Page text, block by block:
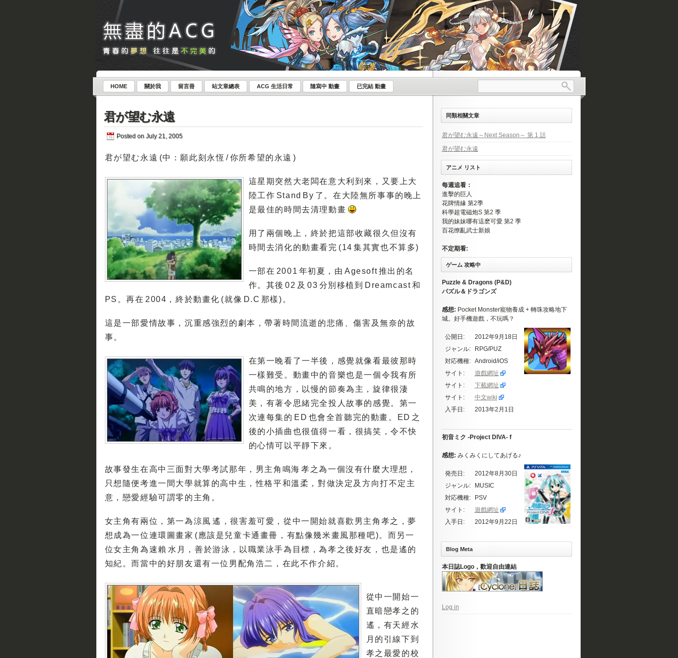
HOME 關於我 留言冊 站文章總表 ACG 生活日常 隨寫中 動畫 已完結 動畫
君が望む永遠
Posted on July 21, 2005
君が望む永遠 (中：願此刻永恆 / 你所希望的永遠 )
這星期突然大老闆在意大利到來，又要上大
陸工作 Stand By 了。在大陸無所事事的晚上
是最佳的時間去清理動畫
用了兩個晚上，終於把這部收藏很久但沒有
時間去消化的動畫看完 (14 集其實也不算多)
一部在 2001 年初夏，由 Agesoft 推出的名
作。其後 02 及 03 分別移植到 Dreamcast 和
PS。再在 2004，終於動畫化 (就像 D.C 那樣)。
這是一部愛情故事，沉重感強烈的劇本，帶著時間流逝的悲痛、傷害及無奈的故
事。
在第一晚看了一半後，感覺就像看最彼那時
一樣難受。動畫中的音樂也是一個令我有所
共鳴的地方，以慢的節奏為主，旋律很淒
美，有著令思緒完全投人故事的感覺。第一
次連每集的 ED 也會全首聽完的動畫。ED 之
後的小插曲也很值得一看，很搞笑，令不快
的心情可以平靜下來。
故事發生在高中三面對大學考試那年，男主角鳴海 孝之為一個沒有什麼大理想，
只想隨便考進一間大學就算的高中生，性格平和溫柔，對做決定及方向打不定主
意，戀愛經驗可謂零的主角。
女主角有兩位，第一為涼風 遙，很害羞可愛，從中一開始就喜歡男主角孝之，夢
想成為一位連環圖畫家 (應該是兒童卡通畫冊，有點像幾米畫風那種吧)。而另一
位女主角為速賴 水月，善於游泳，以職業泳手為目標，為孝之後好友，也是遙的
知紀。而當中的好朋友還有一位男配角浩二，在此不作介紹。
從中一開始一
直暗戀孝之的
遙，有天經水
月的引線下到
孝之最愛的校
同類相關文章
君が望む永遠～Next Season～ 第 1 話
君が望む永遠
アニメ リスト
每週追看：
進擊的巨人
花牌情緣 第2季
科學超電磁炮S 第2 季
我的妹妹哪有這麽可愛 第2 季
百花缭亂武士新娘
不定期看:
ゲーム 攻略中
Puzzle & Dragons (P&D)
パズル＆ドラゴンズ
感想: Pocket Monster寵物養成 + 轉珠攻略地下
城。好手機遊戲，不玩嗎？
公開日:
2012年9月18日
ジャンル:
RPG/PUZ
対応機種:
Android/iOS
サイト:
遊戲網址
サイト:
下載網址
サイト:
中文wiki
入手日:
2013年2月1日
初音ミク -Project DIVA- f
感想: みくみくにしてあげる♪
発売日:
2012年8月30日
ジャンル:
MUSIC
対応機種:
PSV
サイト:
遊戲網址
入手日:
2012年9月22日
Blog Meta
本日誌Logo，歡迎自由連結
Log in